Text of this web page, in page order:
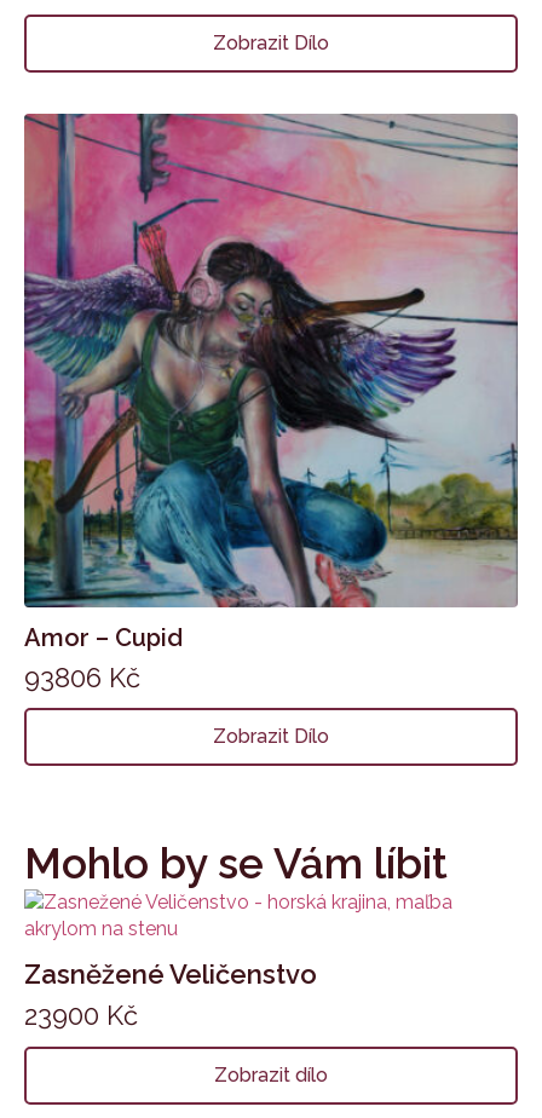
Zobrazit Dílo
Amor – Cupid
93806 Kč
Zobrazit Dílo
Mohlo by se Vám líbit
Zasněžené Veličenstvo
23900 Kč
Zobrazit dílo